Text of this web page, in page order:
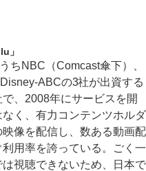
」
NBC（Comcast傘下）、
ABCの3社が出資する
、2008年にサービスを開
く、有力コンテンツホルダ
像を配信し、数ある動画配
用率を誇っている。ごく一
視聴できないため、日本で